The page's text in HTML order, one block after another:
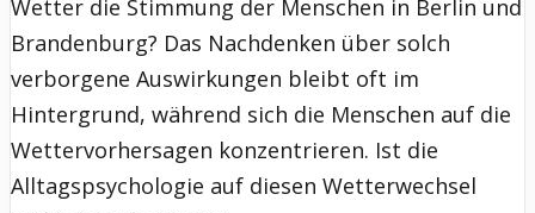
Wetter die Stimmung der Menschen in Berlin und
Brandenburg? Das Nachdenken über solch
verborgene Auswirkungen bleibt oft im
Hintergrund, während sich die Menschen auf die
Wettervorhersagen konzentrieren. Ist die
Alltagspsychologie auf diesen Wetterwechsel